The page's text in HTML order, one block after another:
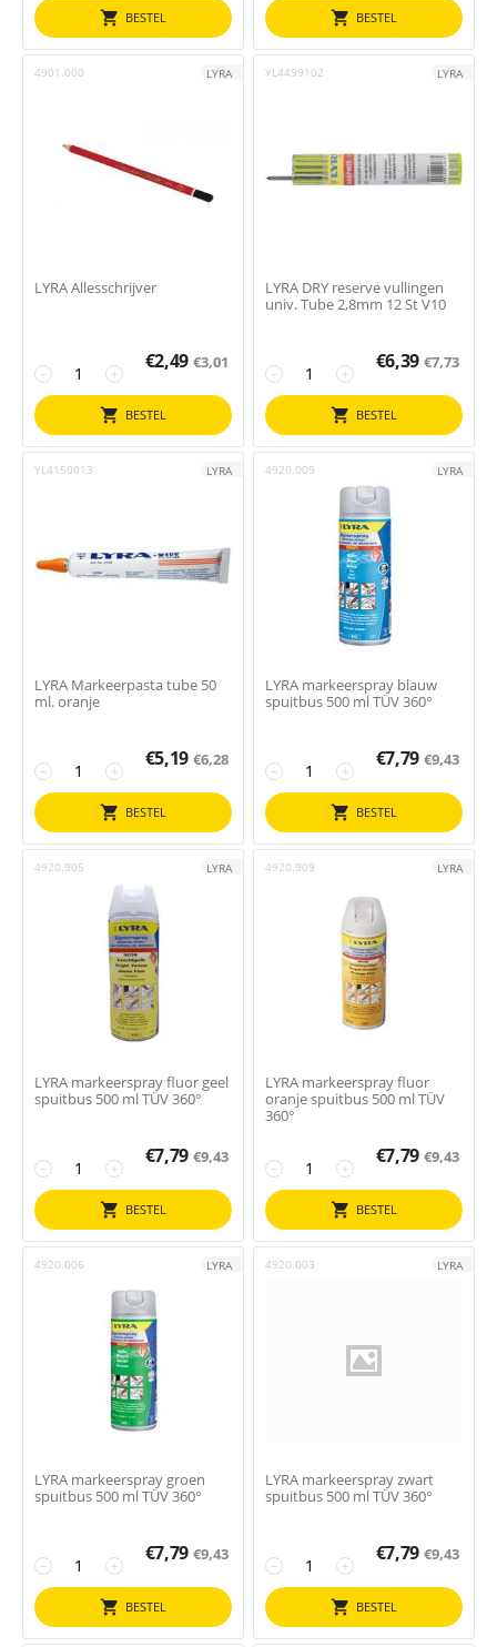
BESTEL BESTEL
4901.000 LYRA
LYRA Allesschrijver
+
−
€2,49 €3,01
BESTEL
YL4499102 LYRA
LYRA DRY reserve vullingen
univ. Tube 2,8mm 12 St V10
+
−
€6,39 €7,73
BESTEL
YL4150013 LYRA
LYRA Markeerpasta tube 50
ml. oranje
+
−
€5,19 €6,28
BESTEL
4920.009 LYRA
LYRA markeerspray blauw
spuitbus 500 ml TÜV 360°
+
−
€7,79 €9,43
BESTEL
4920.905 LYRA
LYRA markeerspray fluor geel
spuitbus 500 ml TÜV 360°
+
−
€7,79 €9,43
BESTEL
4920.909 LYRA
LYRA markeerspray fluor
oranje spuitbus 500 ml TÜV
360°
+
−
€7,79 €9,43
BESTEL
4920.006 LYRA
LYRA markeerspray groen
spuitbus 500 ml TÜV 360°
+
−
€7,79 €9,43
BESTEL
4920.003 LYRA
LYRA markeerspray zwart
spuitbus 500 ml TÜV 360°
+
−
€7,79 €9,43
BESTEL